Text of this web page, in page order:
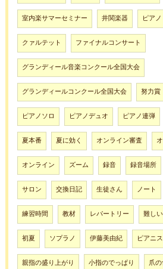
室内楽サマーセミナー 井関楽器 ピア
クァルテット ファイナルコンサート
グランディール音楽コンクール全国大会
グランディールコンクール全国大会 努力賞
ピアノソロ ピアノデュオ ピアノ連弾
夏本番 夏に効く オンライン審査
オンライン ズーム 録音 録音場所
サロン 交換日記 生徒さん ノート
練習時間 教材 レパートリー 難し
初夏 ソプラノ 伊藤美由紀 ピアニ
親指の盛り上がり 小指のでっぱり 爪